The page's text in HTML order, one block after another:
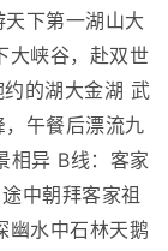
下第一湖山大
大峡谷，赴双世
的湖大金湖 武
午餐后漂流九
相异 B线：客家
中朝拜客家祖
幽水中石林天鹅